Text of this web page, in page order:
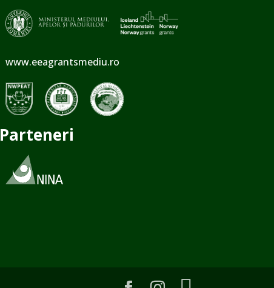
www.eeagrantsmediu.ro
Parteneri